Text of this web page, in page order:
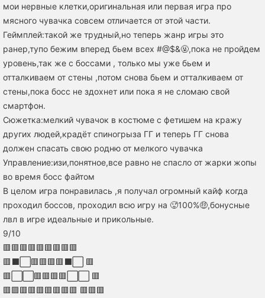
мои нервные клетки,оригинальная или первая игра про
мясного чувачка совсем отличается от этой части.
Геймплей:такой же трудный,но теперь жанр игры это
ранер,тупо бежим вперед бьем всех #@$&🤬,пока не пройдем
уровень,так же с боссами , только мы уже бьем и
отталкиваем от стены ,потом снова бьем и отталкиваем от
стены,пока босс не здохнет или пока я не сломаю свой
смартфон.
Сюжетка:мелкий чувачок в костюме с фетишем на кражу
других людей,крадёт спиногрыза ГГ и теперь ГГ снова
должен спасать свою родню от мелкого чувачка
Управление:изи,понятное,все равно не спасло от жарки жопы
во время босс файтом
В целом игра понравилась ,я получал огромный кайф когда
проходил боссов, проходил всю игру на 🥵100%🤑,бонусные
лвл в игре идеальные и прикольные.
9/10
🟥🟥🟥🟥🟥🟥🟥🟥🟥
🟥⬛⬜🟥🟥🟥🟥⬛⬜ 🟥
🟥⬜⬜🟥🟥🟥🟥⬜⬜ 🟥
🟥🟪🟥🟥🟥🟥🟥🟥🟥 🟥🟥🟥